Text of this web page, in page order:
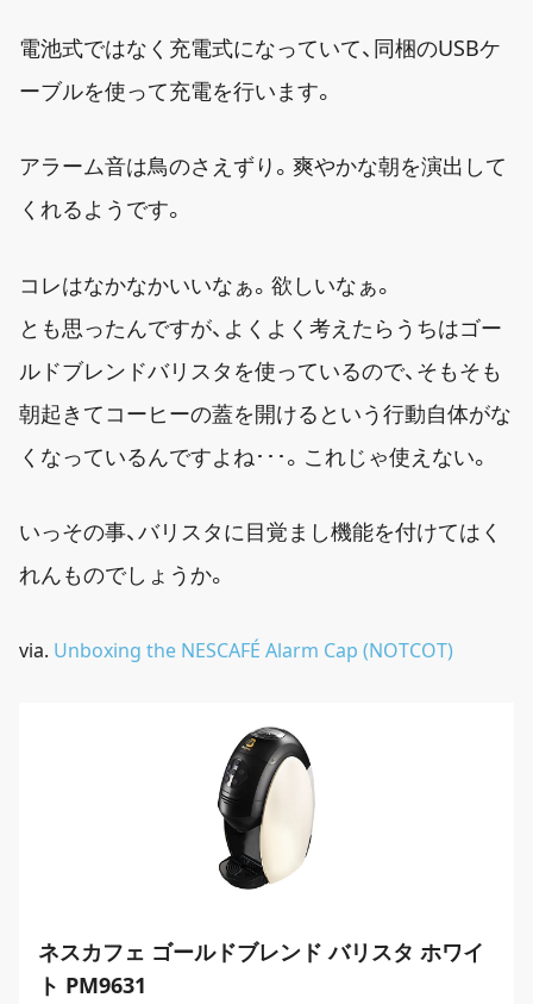
電池式ではなく充電式になっていて、同梱のUSBケ
ーブルを使って充電を行います。
アラーム音は鳥のさえずり。爽やかな朝を演出して
くれるようです。
コレはなかなかいいなぁ。欲しいなぁ。
とも思ったんですが、よくよく考えたらうちはゴー
ルドブレンドバリスタを使っているので、そもそも
朝起きてコーヒーの蓋を開けるという行動自体がな
くなっているんですよね･･･。これじゃ使えない。
いっその事、バリスタに目覚まし機能を付けてはく
れんものでしょうか。
via. Unboxing the NESCAFÉ Alarm Cap (NOTCOT)
ネスカフェ ゴールドブレンド バリスタ ホワイ
ト PM9631